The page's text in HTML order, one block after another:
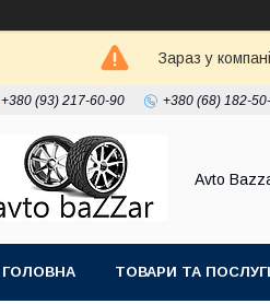
Зараз у
+380 (93) 217-60-90 +380 (68) 182-
Avto
ГОЛОВНА ТОВАРИ ТА